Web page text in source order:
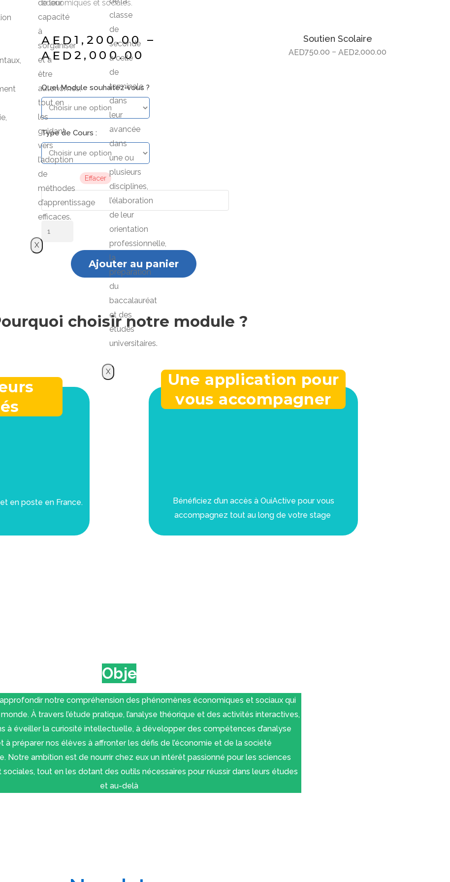
de leur
capacité
à
s’organiser
et à
être
autonomes,
tout en
les
guidant
vers
l’adoption
de
méthodes
d’apprentissage
efficaces.
X
classe
de
seconde
à celle
de
terminale
dans
leur
avancée
dans
une ou
plusieurs
disciplines,
l’élaboration
de leur
orientation
professionnelle,
la
préparation
du
baccalauréat
et des
études
universitaires.
X
économiques et sociales.
AED1,200.00 –
AED 2,000.00
Quel Module souhaitez-vous ?
Type de Cours :
Effacer
Ajouter au panier
Soutien Scolaire
AED750.00 – AED2,000.00
choisir notre module ?
en poste en France.
Une application pour
vous accompagner
Bénéficiez d’un accès à OuiActive pour vous
accompagnez tout au long de votre stage
Objectif
notre compréhension des phénomènes économiques et sociaux qui
À travers l’étude pratique, l’analyse théorique et des activités interactives,
à éveiller la curiosité intellectuelle, à développer des compétences d’analyse
à préparer nos élèves à affronter les défis de l’économie et de la société
Notre ambition est de nourrir chez eux un intérêt passionné pour les sciences
tout en les dotant des outils nécessaires pour réussir dans leurs études
et au-delà